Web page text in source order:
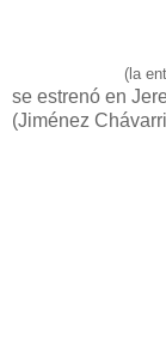
(la
se estrenó en
(Jiménez